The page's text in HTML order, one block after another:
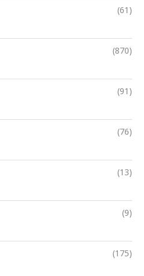
(61)
(870)
(91)
(76)
(13)
(9)
(175)